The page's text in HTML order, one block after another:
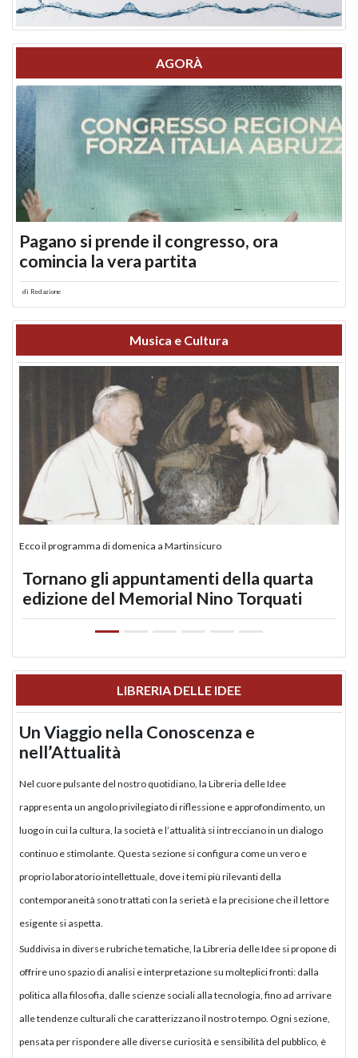
AGORÀ
Pagano si prende il congresso, ora
comincia la vera partita
di Redazione
Musica e Cultura
Ecco il programma di domenica a Martinsicuro
Tornano gli appuntamenti della quarta
edizione del Memorial Nino Torquati
LIBRERIA DELLE IDEE
Un Viaggio nella Conoscenza e
nell’Attualità
Nel cuore pulsante del nostro quotidiano, la Libreria delle Idee
rappresenta un angolo privilegiato di riflessione e approfondimento, un
luogo in cui la cultura, la società e l’attualità si intrecciano in un dialogo
continuo e stimolante. Questa sezione si configura come un vero e
proprio laboratorio intellettuale, dove i temi più rilevanti della
contemporaneità sono trattati con la serietà e la precisione che il lettore
esigente si aspetta.
Suddivisa in diverse rubriche tematiche, la Libreria delle Idee si propone di
offrire uno spazio di analisi e interpretazione su molteplici fronti: dalla
politica alla filosofia, dalle scienze sociali alla tecnologia, fino ad arrivare
alle tendenze culturali che caratterizzano il nostro tempo. Ogni sezione,
pensata per rispondere alle diverse curiosità e sensibilità del pubblico, è